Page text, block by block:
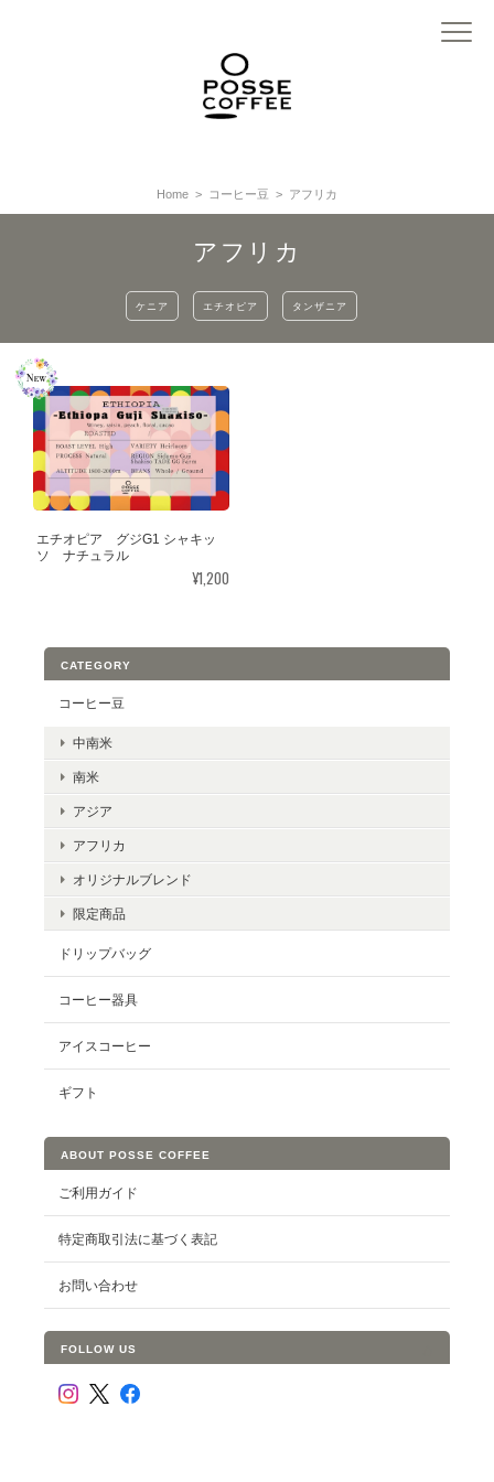
Home コーヒー豆 アフリカ
アフリカ
ケニア エチオピア タンザニア
エチオピア グジG1 シャキッ
ソ ナチュラル
¥1,200
CATEGORY
コーヒー豆
中南米
南米
アジア
アフリカ
オリジナルブレンド
限定商品
ドリップバッグ
コーヒー器具
アイスコーヒー
ギフト
ABOUT POSSE COFFEE
ご利用ガイド
特定商取引法に基づく表記
お問い合わせ
FOLLOW US